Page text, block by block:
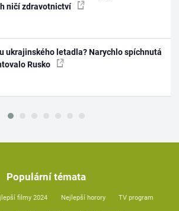
ničí zdravotnictví
ukrajinského letadla? Narychlo spíchnutá
Rusko
Populární témata
filmy 2024 Nejlepší horory TV program